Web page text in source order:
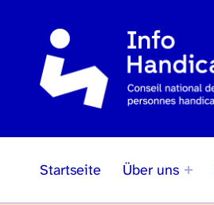
Startseite Über uns